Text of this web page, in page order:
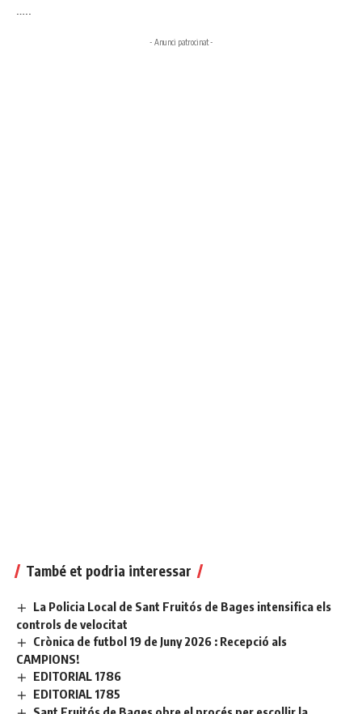
…..
- Anunci patrocinat -
També et podria interessar
La Policia Local de Sant Fruitós de Bages intensifica els
controls de velocitat
Crònica de futbol 19 de Juny 2026 : Recepció als
CAMPIONS!
EDITORIAL 1786
EDITORIAL 1785